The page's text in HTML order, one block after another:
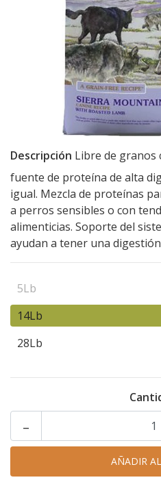
Descripción Libre de granos
fuente de proteína de alta
igual. Mezcla de proteínas
a perros sensibles o con
alimenticias. Soporte del
ayudan a tener una
5Lb
14Lb
28Lb
-